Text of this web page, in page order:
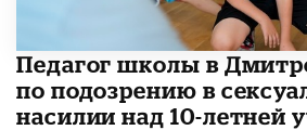
Педагог школы в
по подозрению в
насилии над 10-летней